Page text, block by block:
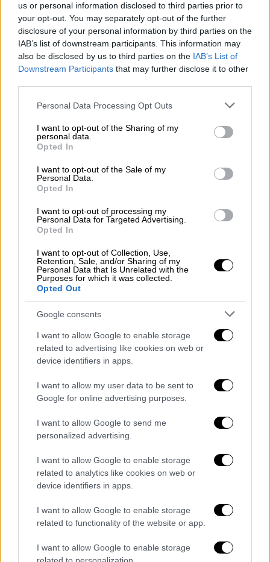
us or personal information disclosed to third parties prior to
your opt-out. You may separately opt-out of the further
disclosure of your personal information by third parties on the
IAB’s list of downstream participants. This information may
also be disclosed by us to third parties on the IAB’s List of
Downstream Participants that may further disclose it to other
Please note that this website/app uses one or more Google
not limited to your visit or usage behaviour. You may click to
grant or deny consent to Google and its third-party tags to
use your data for below specified purposes in below Google
consent section.
Personal Data Processing Opt Outs
I want to opt-out of the Sharing of my
personal data.
Opted In
I want to opt-out of the Sale of my
Personal Data.
Opted In
I want to opt-out of processing my
Personal Data for Targeted Advertising.
Opted In
I want to opt-out of Collection, Use,
Retention, Sale, and/or Sharing of my
Personal Data that Is Unrelated with the
Purposes for which it was collected.
Opted Out
Google consents
I want to allow Google to enable storage
related to advertising like cookies on web or
device identifiers in apps.
I want to allow my user data to be sent to
Google for online advertising purposes.
I want to allow Google to send me
personalized advertising.
I want to allow Google to enable storage
related to analytics like cookies on web or
device identifiers in apps.
I want to allow Google to enable storage
related to functionality of the website or app.
I want to allow Google to enable storage
Οικονομία|12.05.2025 15:28
Σπίτι μου ΙΙ: 734 εκατ. ευρώ σε δάνεια
– 6.100 οικογένειες απέκτησαν σπίτι
«χτυπήσουν» τη χώρα με ένα βαρομετρικό
χαμηλό να ρίχνει την θερμοκρασία, αναφέρει
ο μετεωρολόγος,
Από σήμερα μέχρι και την Τρίτη
αναμένονται
βροχές και καταιγίδες ενώ η αστάθεια θα
Η ανάρτηση